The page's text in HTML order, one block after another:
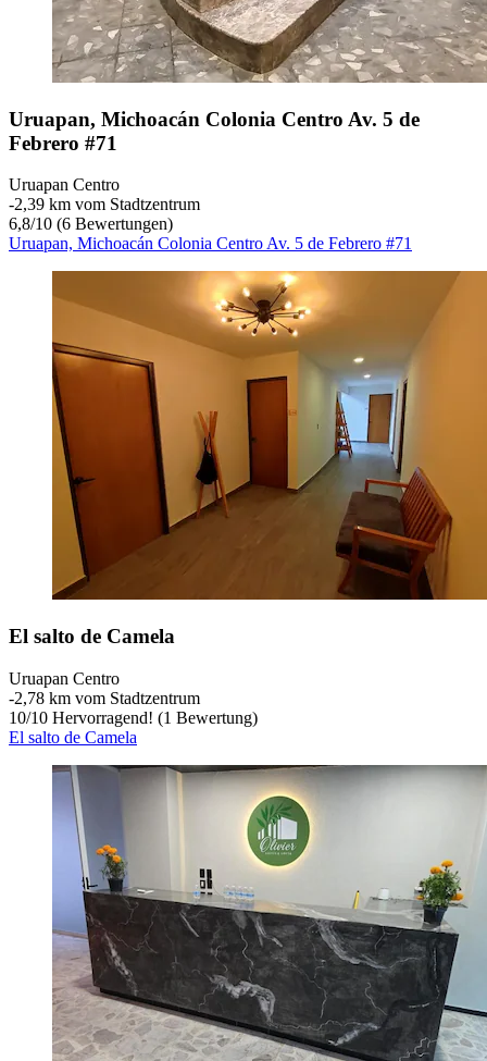
Uruapan, Michoacán Colonia Centro Av. 5 de
Febrero #71
Uruapan Centro
‐2,39 km vom Stadtzentrum
6,8/10 (6 Bewertungen)
Uruapan, Michoacán Colonia Centro Av. 5 de Febrero #71
El salto de Camela
Uruapan Centro
‐2,78 km vom Stadtzentrum
10/10 Hervorragend! (1 Bewertung)
El salto de Camela